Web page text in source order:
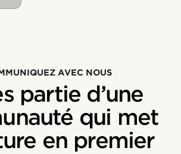
AVEC NOUS
partie d’une
qui met
en premier